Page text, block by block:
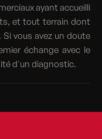
ayant accueilli
et tout terrain dont
vous avez un doute
échange avec le
d'un diagnostic.